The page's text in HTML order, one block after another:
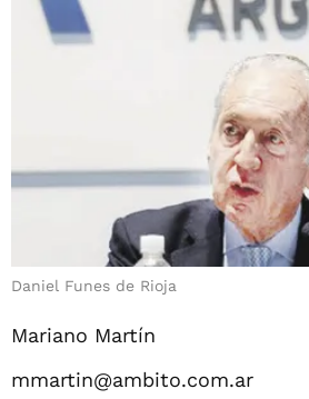
Daniel Funes de Rioja
Mariano Martín
mmartin@ambito.com.ar